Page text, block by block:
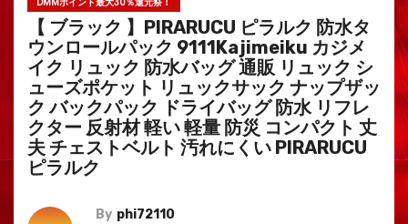
【 ブラック 】PIRARUCU ピラルク 防水タ
ウンロールパック 9111Kajimeiku カジメ
イク リュック 防水バッグ 通販 リュック シ
ューズポケット リュックサック ナップザッ
ク バックパック ドライバッグ 防水 リフレ
クター 反射材 軽い 軽量 防災 コンパクト 丈
夫 チェストベルト 汚れにくい PIRARUCU
ピラルク
By phi72110